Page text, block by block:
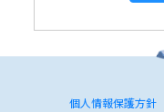
個人情報保護方針